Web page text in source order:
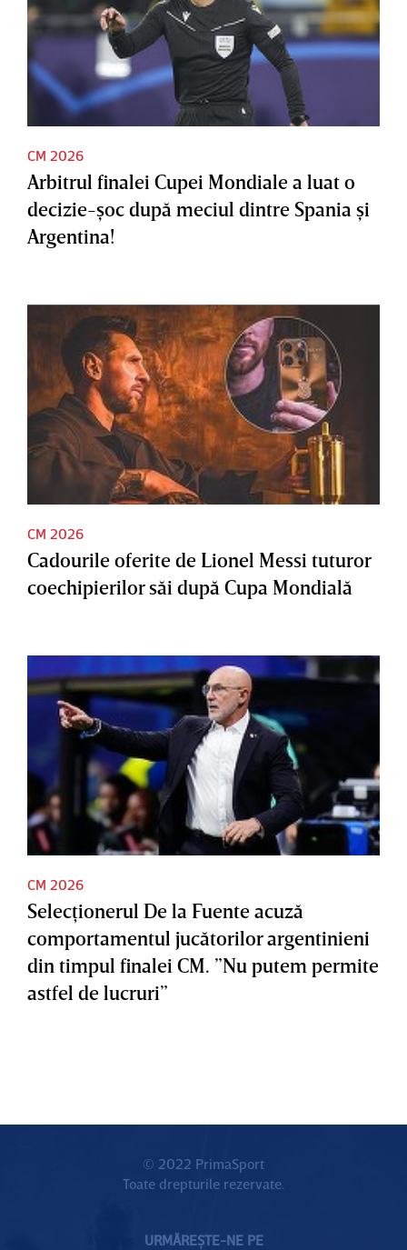
CM 2026
Arbitrul finalei Cupei Mondiale a luat o
decizie-şoc după meciul dintre Spania şi
Argentina!
CM 2026
Cadourile oferite de Lionel Messi tuturor
coechipierilor săi după Cupa Mondială
CM 2026
Selecţionerul De la Fuente acuză
comportamentul jucătorilor argentinieni
din timpul finalei CM. ”Nu putem permite
astfel de lucruri”
© 2022 PrimaSport
Toate drepturile rezervate.
URMĂREȘTE-NE PE